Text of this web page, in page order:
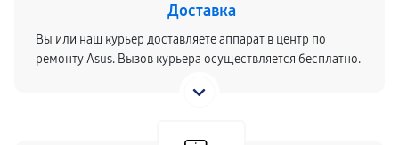
Доставка
Вы или наш курьер доставляете аппарат в центр по
ремонту Asus. Вызов курьера осуществляется бесплатно.